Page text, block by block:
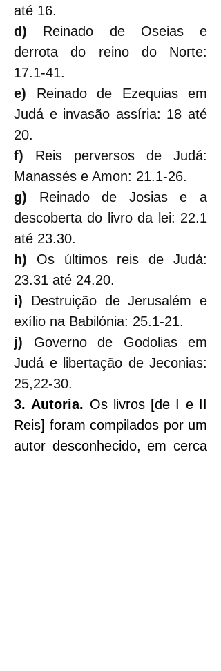
até 16.
d) Reinado de Oseias e
derrota do reino do Norte:
17.1-41.
e) Reinado de Ezequias em
Judá e invasão assíria: 18 até
20.
f) Reis perversos de Judá:
Manassés e Amon: 21.1-26.
g) Reinado de Josias e a
descoberta do livro da lei: 22.1
até 23.30.
h) Os últimos reis de Judá:
23.31 até 24.20.
i) Destruição de Jerusalém e
exílio na Babilónia: 25.1-21.
j) Governo de Godolias em
Judá e libertação de Jeconias:
25,22-30.
3. Autoria. Os livros [de I e II
Reis] foram compilados por um
autor desconhecido, em cerca